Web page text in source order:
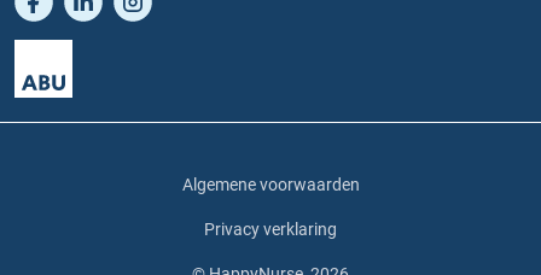
Algemene voorwaarden
Privacy verklaring